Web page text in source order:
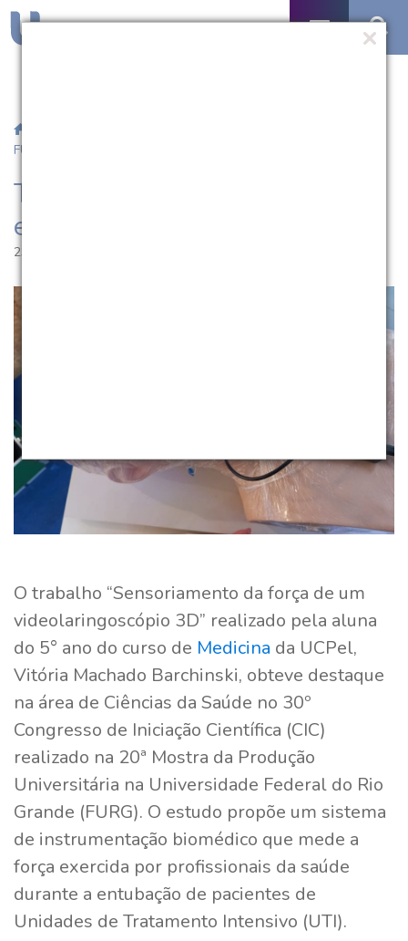
FURG
Trabalho da UCPel é destaque
em congresso da FURG
23.12.2021 | 09:50
O trabalho “Sensoriamento da força de um
videolaringoscópio 3D” realizado pela aluna
do 5° ano do curso de Medicina da UCPel,
Vitória Machado Barchinski, obteve destaque
na área de Ciências da Saúde no 30º
Congresso de Iniciação Científica (CIC)
realizado na 20ª Mostra da Produção
Universitária na Universidade Federal do Rio
Grande (FURG). O estudo propõe um sistema
de instrumentação biomédico que mede a
força exercida por profissionais da saúde
durante a entubação de pacientes de
Unidades de Tratamento Intensivo (UTI).